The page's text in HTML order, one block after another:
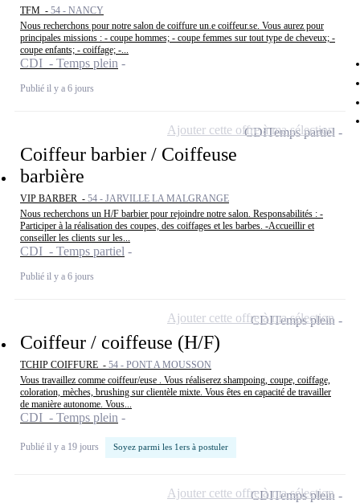
TFM - 54 - NANCY
Nous recherchons pour notre salon de coiffure un.e coiffeur.se. Vous aurez pour
principales missions : - coupe hommes; - coupe femmes sur tout type de cheveux; -
coupe enfants; - coiffage; -...
CDI - Temps plein
Publié il y a 6 jours
Coiffeur barbier / Coiffeuse
barbière
VIP BARBER - 54 - JARVILLE LA MALGRANGE
Nous recherchons un H/F barbier pour rejoindre notre salon. Responsabilités : -
Participer à la réalisation des coupes, des coiffages et les barbes. -Accueillir et
conseiller les clients sur les...
CDI - Temps partiel
Publié il y a 6 jours
CDITemps partiel
Ajouter cette offre à ma sélection
Coiffeur / coiffeuse (H/F)
TCHIP COIFFURE - 54 - PONT A MOUSSON
Vous travaillez comme coiffeur/euse . Vous réaliserez shampoing, coupe, coiffage,
coloration, mèches, brushing sur clientèle mixte. Vous êtes en capacité de travailler
de manière autonome. Vous...
CDI - Temps plein
Publié il y a 19 jours Soyez parmi les 1ers à postuler
CDITemps plein
Ajouter cette offre à ma sélection
CDITemps plein
Ajouter cette offre à ma sélection